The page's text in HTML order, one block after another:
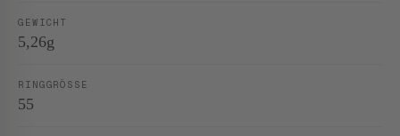
GEWICHT
5,26g
RINGGRÖSSE
55